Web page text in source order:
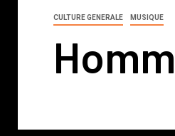
CULTURE GENERALE MUSIQUE